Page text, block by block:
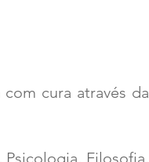
cura através da
Filosofia,